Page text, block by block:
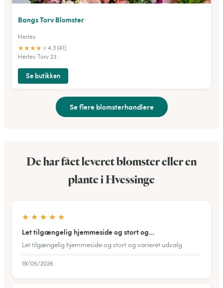
Bangs Torv Blomster
Herlev
★★★★★4.3 (41)
Herlev Torv 23
Se butikken
Se flere blomsterhandlere
De har fået leveret blomster eller en
plante i Hvessinge
★ ★ ★ ★ ★
Let tilgængelig hjemmeside og stort og…
Let tilgængelig hjemmeside og stort og varieret udvalg
19/05/2026